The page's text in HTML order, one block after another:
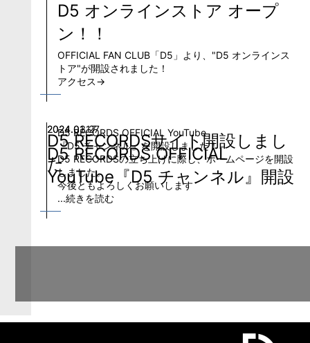
D5 オンラインストア オープ
ン！！
OFFICIAL FAN CLUB「D5」より、"D5 オンラインス
トア"が開設されました！
アクセス→
2024.03.27
D5 RECORDS OFFICIAL
YouTube『D5 チャンネル』開設
D5 RECORDS OFFICIAL YouTube
『D5 チャンネル』を開設しました！
2024.01.17
D5 RECORDSサイト開設しまし
たD5 RECORDSの立ち上げに際し、ホームページを開設
しました。
今後ともよろしくお願いします
...続きを読む